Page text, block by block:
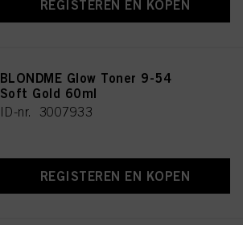
REGISTEREN EN KOPEN
BLONDME Glow Toner 9-54
Soft Gold 60ml
ID-nr. 3007933
REGISTEREN EN KOPEN